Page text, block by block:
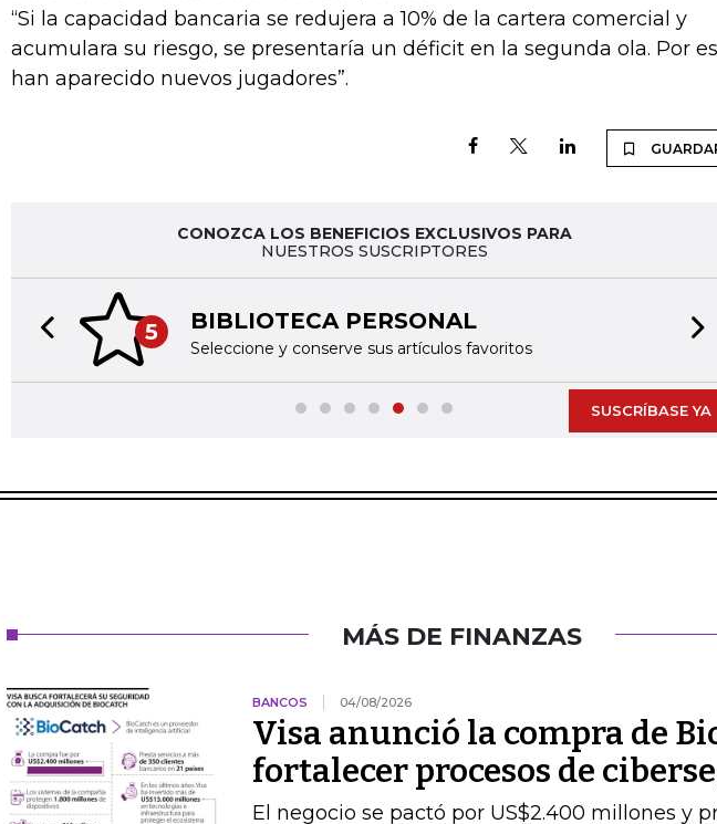
“Si la capacidad bancaria se redujera a 10% de la cartera comercial y
acumulara su riesgo, se presentaría un déficit en la segunda ola. Por
han aparecido nuevos jugadores”.
CONOZCA LOS BENEFICIOS EXCLUSIVOS PARA
NUESTROS SUSCRIPTORES
5 BIBLIOTECA PERSONAL
Seleccione y conserve sus artículos favoritos
Previous slide
SUSCRÍBASE YA
MÁS DE FINANZAS
BANCOS 04/08/2026
Visa anunció la compra de
fortalecer procesos de
El negocio se pactó por US$2.400 millones y